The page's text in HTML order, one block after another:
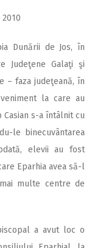
Dunării de Jos, în
Judeţene Galaţi şi
– faza judeţeană, în
la care au
s-a întâlnit cu
le binecuvântarea
elevii au fost
Eparhia avea să-l
multe centre de
a avut loc o